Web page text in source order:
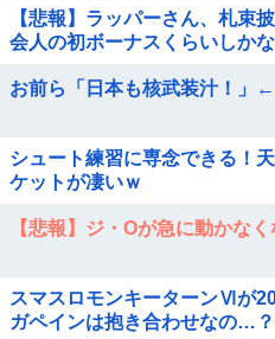
【悲報】ラッパーさん、札束
会人の初ボーナスくらいしか
お前ら「日本も核武装汁！」
シュート練習に専念できる！
ケットが凄いｗ
【悲報】ジ・Oが急に動かな
スマスロモンキーターンⅥが
ガペインは抱き合わせなの…？